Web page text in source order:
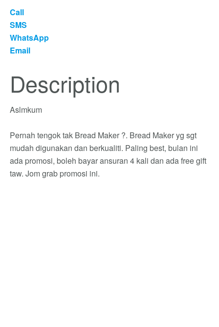
Call
SMS
WhatsApp
Email
Description
Aslmkum
Pernah tengok tak Bread Maker ?. Bread Maker yg sgt
mudah digunakan dan berkualiti. Paling best, bulan ini
ada promosi, boleh bayar ansuran 4 kali dan ada free gift
taw. Jom grab promosi ini.